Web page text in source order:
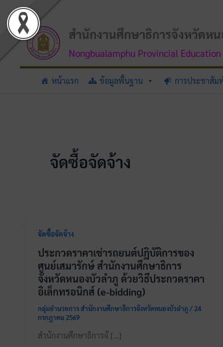
content
สำนักงานศึกษาธิการจังหวัดห
Nongbualamphu Provincial
หน้าแรก ข้อมูลพื้นฐาน การประชาสัม
จัดซื้อจัดจ้าง
จัดซื้อจัดจ้าง
ประกวดราคาเช่ารถยนต์ปฏิบัติการของ
ศูนย์เสมารักษ์ สำนักงานศึกษาธิการ
จังหวัดหนองบัวลำภู ด้วยวิธีประกวดราคา
อิเล็กทรอนิกส์ (e-bidding)
กลุ่มอำนวยการ สำนักงานศึกษาธิการจังหวัดหนองบัวลำภู / 24
กรกฎาคม 2569
สำนักงานศึกษาธิการจั […]